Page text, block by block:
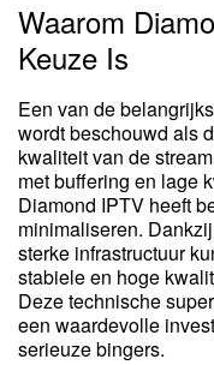
Waarom
Keuze Is
Een van de
wordt beschouwd als
kwaliteit van de
met buffering en lage
Diamond IPTV heeft
minimaliseren.
sterke infrastructuur
stabiele en hoge
Deze technische
een waardevolle
serieuze bingers.